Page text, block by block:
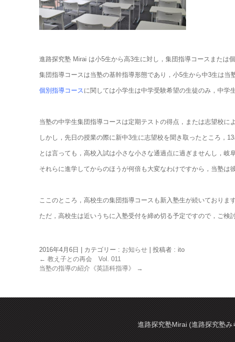
進路探究塾 Mirai は小5生から高3生に対し，集団指導コースまたは
集団指導コースは当塾の基幹指導形態であり，小5生から中3生は
個別指導コースに関しては小学生は中学受験希望の生徒のみ，中学
当塾の中学生集団指導コースは定期テストの得点，または志望校に
しかし，先日の授業の際に新中3生に志望校を聞き取ったところ，
とは言っても，高校入試は小さな小さな通過点に過ぎませんし，
それらに進学してからのほうが何倍も大変なわけですから，当塾は
ここのところ，高校生の集団指導コースも新入塾生が続いております
ただ，高校生は近いうちに入塾受付を締め切る予定ですので，ご検
2016年4月6日 カテゴリー : お知らせ
投稿者 : ito
← 教え子との再会 Vol. 011
当塾の指導の紹介《英語科指導》
→
進路探究塾Mirai (進路探究塾